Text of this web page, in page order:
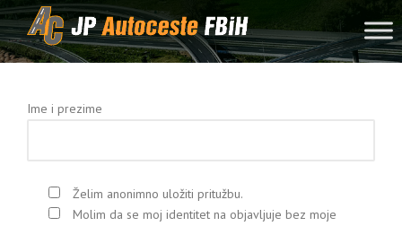
Skip to content
Ime i prezime
Želim anonimno uložiti pritužbu.
Molim da se moj identitet na objavljuje bez moje